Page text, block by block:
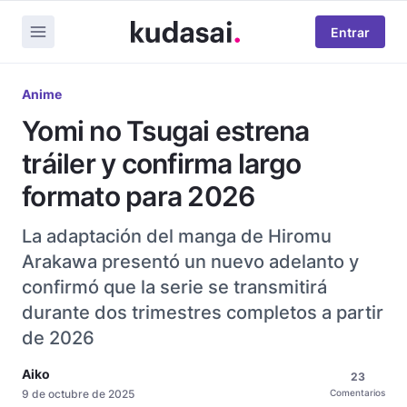
Entrar
Anime
Yomi no Tsugai estrena
tráiler y confirma largo
formato para 2026
La adaptación del manga de Hiromu
Arakawa presentó un nuevo adelanto y
confirmó que la serie se transmitirá
durante dos trimestres completos a partir
de 2026
Aiko
9 de octubre de 2025
23
Comentarios